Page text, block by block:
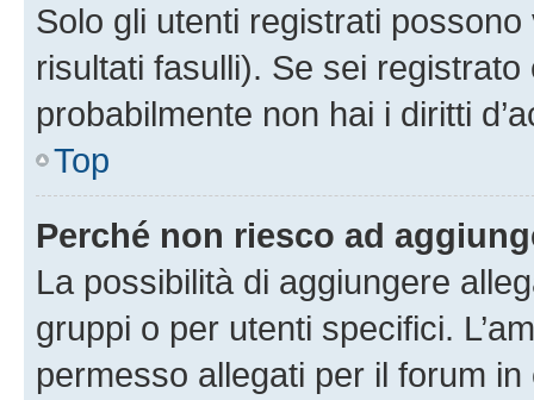
Solo gli utenti registrati
risultati fasulli). Se sei
probabilmente non hai i diritti
Top
Perché non riesco ad
La possibilità di aggiungere
gruppi o per utenti specifici.
permesso allegati per il forum